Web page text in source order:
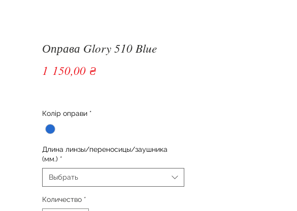
Оправа Glory 510 Blue
1 150,00 ₴Цена
Колір оправи *
Длина линзы/переносицы/заушника
(мм.) *
Выбрать
Количество *